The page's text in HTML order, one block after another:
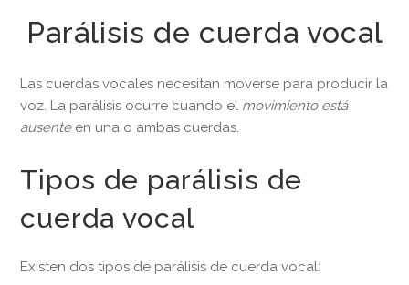
Parálisis de cuerda vocal
Las cuerdas vocales necesitan moverse para producir la
voz. La parálisis ocurre cuando el movimiento está
ausenteen una o ambas cuerdas.
Tipos de parálisis de
cuerda vocal
Existen dos tipos de parálisis de cuerda vocal: